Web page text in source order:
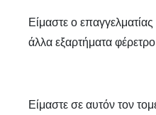
Είμαστε ο
άλλα εξαρτήματα
Είμαστε σε αυτόν τον